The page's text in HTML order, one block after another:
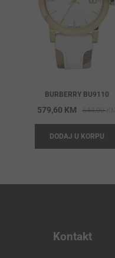
BURBERRY BU9110
644,00KM
579,60 KM
DODAJ U KORPU
Kontakt